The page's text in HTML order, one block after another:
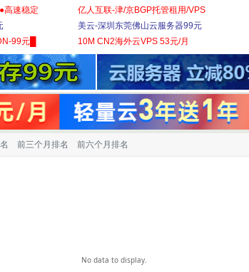
高速稳定
99元█
亿人互联-津/京BGP托管租用/VPS
美云-深圳东莞佛山云服务器99元
10M CN2海外云VPS 53元/月
前三个月排名 前六个月排名
No data to display.